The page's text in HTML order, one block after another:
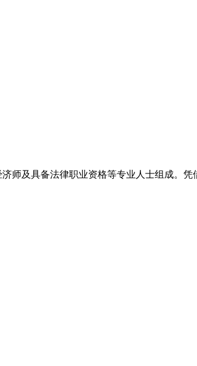
师及具备法律职业资格等专业人士组成。